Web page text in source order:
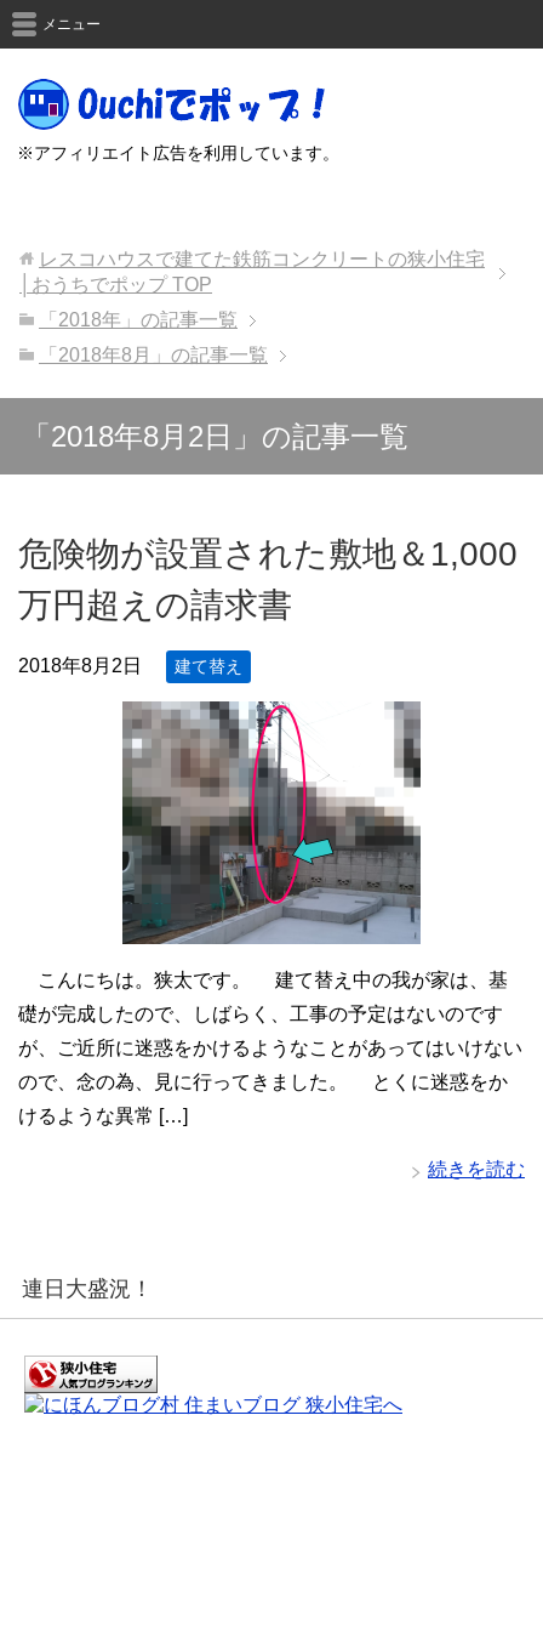
※アフィリエイト広告を利用しています。
メニュー
レスコハウスで建てた鉄筋コンクリートの狭小住宅
│おうちでポップTOP
「2018年」の記事一覧
「2018年8月」の記事一覧
「2018年8月2日」の記事一覧
危険物が設置された敷地＆1,000
万円超えの請求書
2018年8月2日 建て替え
こんにちは。狭太です。 建て替え中の我が家は、基
礎が完成したので、しばらく、工事の予定はないのです
が、ご近所に迷惑をかけるようなことがあってはいけない
ので、念の為、見に行ってきました。 とくに迷惑をか
けるような異常 […]
続きを読む
連日大盛況！